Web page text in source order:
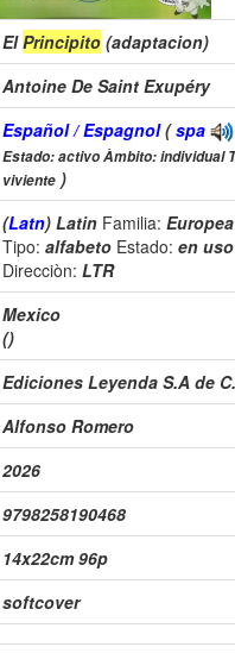
ElPrincipito (adaptacion)
Antoine De Saint Exupéry
Español / Espagnol(spa
Estado: activo Àmbito: individual
viviente )
(Latn) Latin Familia: Europea
Tipo: alfabeto Estado: en uso
Direcciòn: LTR
Mexico
()
Ediciones Leyenda S.A de
Alfonso Romero
2026
9798258190468
14x22cm 96p
softcover